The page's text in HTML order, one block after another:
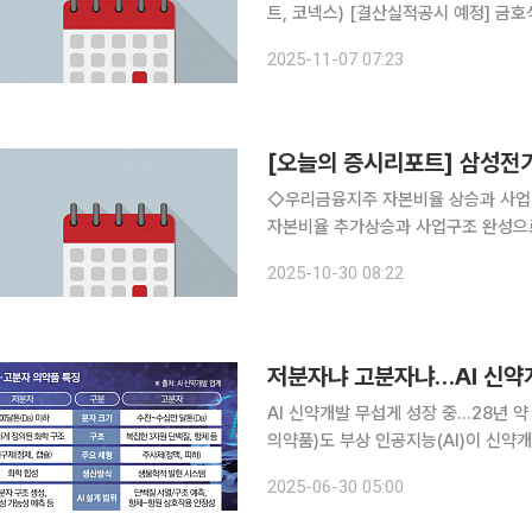
트, 코넥스) [결산실적공시 예정] 금
카카오, 케이피에프, 원익IPS, 롯데쇼
2025-11-07 07:23
[오늘의 증시리포트] 삼성전
◇우리금융지주 자본비율 상승과 사
자본비율 추가상승과 사업구조 완성
미립구 강자로 비만, 당뇨, 조현병, 탈
2025-10-30 08:22
저분자냐 고분자냐…AI 신약
AI 신약개발 무섭게 성장 중…28년 약
의약품)도 부상 인공지능(AI)이 신약개발의 전 주기에 적용되는 시대가 열렸다. 분자 설계부터 후보
발에 동일하게 작용하지 않는다. 후보
2025-06-30 05:00